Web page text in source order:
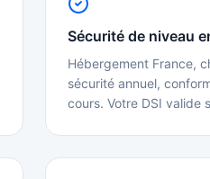
Sécurité de niveau
Hébergement France,
sécurité annuel,
cours. Votre DSI valide